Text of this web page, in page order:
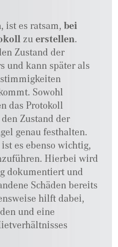
ist es ratsam,bei
zuerstellen.
Zustand der
und kann später als
Sowohl
das Protokoll
Zustand der
genau festhalten.
es ebenso wichtig,
Hierbei wird
dokumentiert und
Schäden bereits
hilft dabei,
und eine